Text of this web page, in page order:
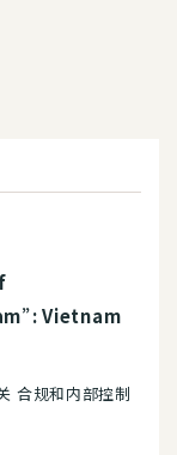
Vietnam
合规和内部控制